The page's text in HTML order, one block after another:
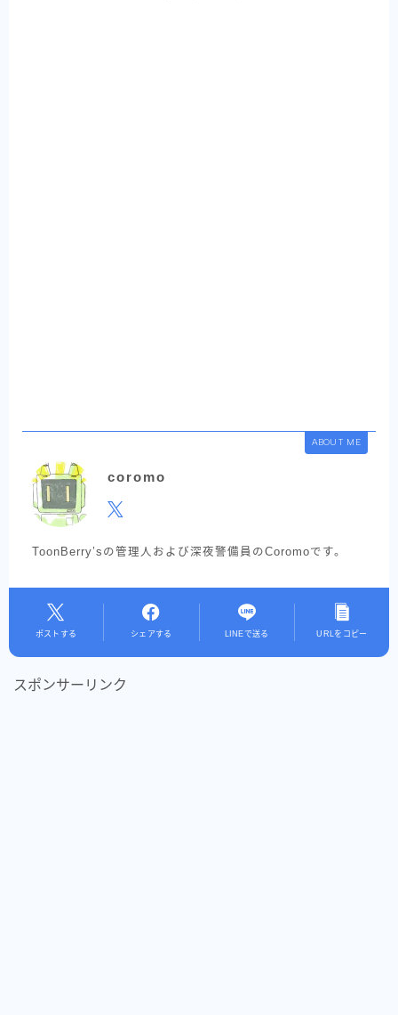
ABOUT ME
coromo
ToonBerry’sの管理人および深夜警備員のCoromoです。
ポストする シェアする LINEで送る URLをコピー
スポンサーリンク